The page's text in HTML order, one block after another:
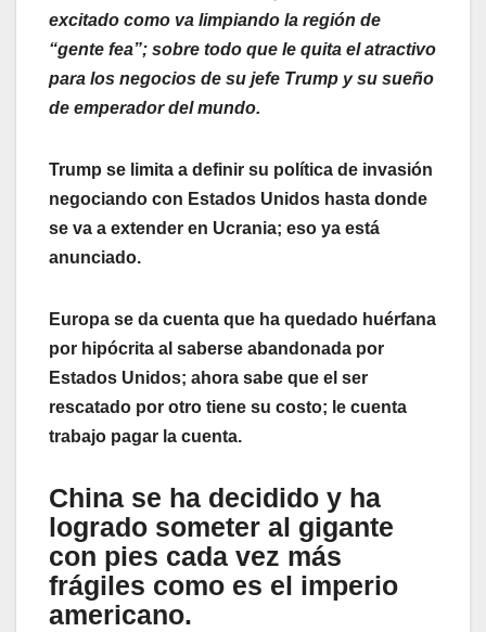
excitado como va limpiando la región de
“gente fea”; sobre todo que le quita el atractivo
para los negocios de su jefe Trump y su sueño
de emperador del mundo.
Trump se limita a definir su política de invasión
negociando con Estados Unidos hasta donde
se va a extender en Ucrania; eso ya está
anunciado.
Europa se da cuenta que ha quedado huérfana
por hipócrita al saberse abandonada por
Estados Unidos; ahora sabe que el ser
rescatado por otro tiene su costo; le cuenta
trabajo pagar la cuenta.
China se ha decidido y ha
logrado someter al gigante
con pies cada vez más
frágiles como es el imperio
americano.